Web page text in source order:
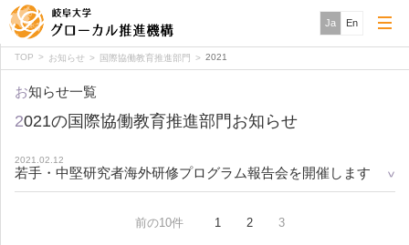
Ja En
TOP お知らせ 国際協働教育推進部門 2021
お知らせ一覧
2021の国際協働教育推進部門お知らせ
2021.02.12
若手・中堅研究者海外研修プログラム報告会を開催します
前の10件 1 2 3